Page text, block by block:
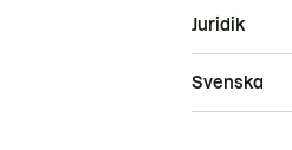
Juridik
Svenska